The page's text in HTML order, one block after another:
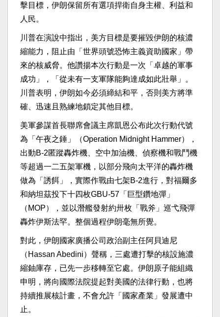
擊目標，伊朗保留所有選項捍衛自身主權、利益和
人民。
川普在演說中指出，美方目標是要摧毀伊朗的核濃
縮能力，阻止由「世界頭號恐怖主義資助國家」帶
來的核威脅。他讚揚本次行動是一次「卓越的軍事
成功」，「從未有一支軍隊能夠達成如此壯舉」。
川普表明，伊朗如今必須締結和平，否則美方將準
確、迅速且熟練地鎖定其他目標。
美軍參謀首長聯席會議主席凱恩公布此次行動代號
為「午夜之錘」（Operation Midnight Hammer），
出動B-2匿蹤轟炸機、空中加油機、偵察機和戰鬥機
等超過一二五架軍機，以部分飛向太平洋的轟炸機
做為「誘餌」，實際作戰由七架B-2進行，對福爾多
和納坦茲投下十四枚GBU-57「巨型鑽地彈」
（MOP），並以潛艦發射約卅枚「戰斧」巡弋飛彈
轟炸伊斯法罕。整個過程伊朗毫無所覺。
對此，伊朗國家廣播公司政治副主任阿貝迪尼
（Hassan Abedini）聲稱，三處遭打擊的核設施濃
縮鈾庫存，已先一步移轉至它處。伊朗原子能組織
申明，將向國際法院提起對美國的法律行動，也將
持續推展核計畫，不會允許「國家產業」發展遭中
止。